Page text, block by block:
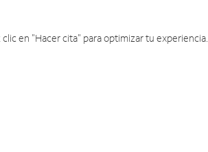
en "Hacer cita" para optimizar tu experiencia.